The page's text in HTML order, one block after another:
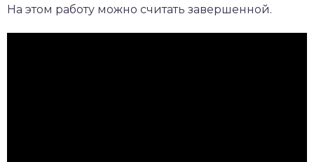
На этом работу можно считать завершенной.